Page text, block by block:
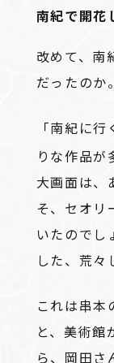
南紀で開花
改めて、南
だったのか。
「南紀に
りな作品が
大画面は、
そ、セオリ
いたのでし
した、荒々
これは串
と、美術館
ら、岡田さ